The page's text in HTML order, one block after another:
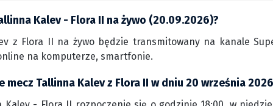
Kalev - Flora II na żywo (20.09.2026)?
z Flora II na żywo będzie transmitowany na kanale
na komputerze, smartfonie.
Tallinna Kalev z Flora II w dniu 20 września